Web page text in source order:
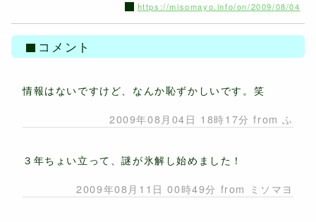
https://misomayo.info/on/2009/08/04
コメント
情報はないですけど、なんか恥ずかしいです。笑
2009年08月04日 18時17分 from ふ
３年ちょい立って、謎が氷解し始めました！
2009年08月11日 00時49分 from ミソマヨ